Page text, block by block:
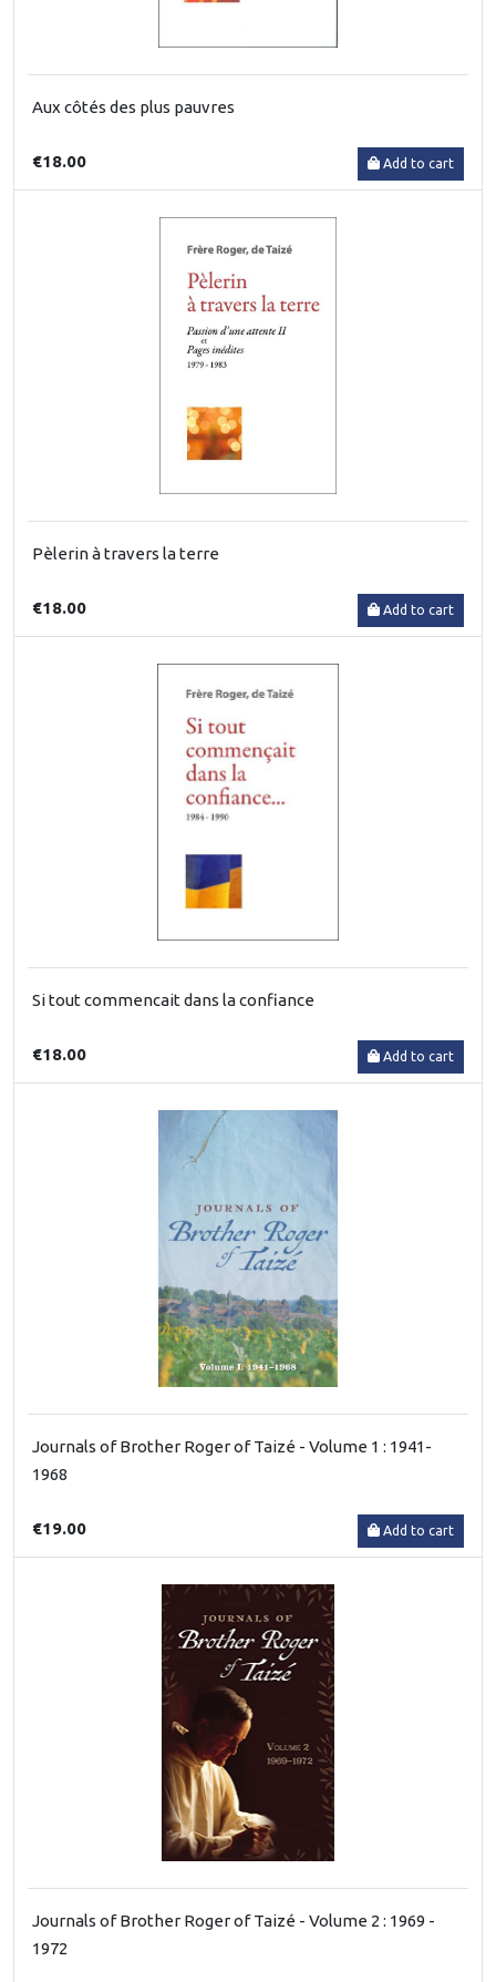
Aux côtés des plus pauvres
€18.00 Add to cart
Pèlerin à travers la terre
€18.00 Add to cart
Si tout commencait dans la confiance
€18.00 Add to cart
Journals of Brother Roger of Taizé - Volume 1 : 1941-
1968
€19.00 Add to cart
Journals of Brother Roger of Taizé - Volume 2 : 1969 -
1972